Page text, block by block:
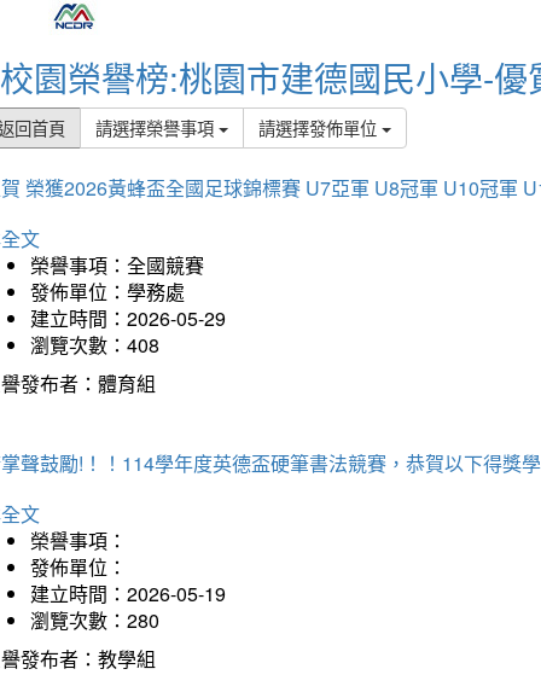
校園榮譽榜:桃園市建德國民小學-優
回首頁 請選擇榮譽事項 請選擇發佈單位
榮獲2026黃蜂盃全國足球錦標賽 U7亞軍 U8冠軍 U10冠軍
文
榮譽事項：全國競賽
發佈單位：學務處
建立時間：2026-05-29
瀏覽次數：408
發布者：體育組
聲鼓勵!！！114學年度英德盃硬筆書法競賽，恭賀以下得獎
文
榮譽事項：
發佈單位：
建立時間：2026-05-19
瀏覽次數：280
發布者：教學組